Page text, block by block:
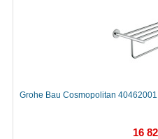
Grohe Bau Cosmopolitan
16